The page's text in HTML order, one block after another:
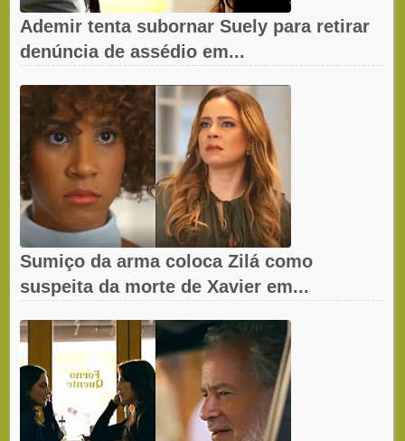
Ademir tenta subornar Suely para retirar
denúncia de assédio em...
Sumiço da arma coloca Zilá como
suspeita da morte de Xavier em...